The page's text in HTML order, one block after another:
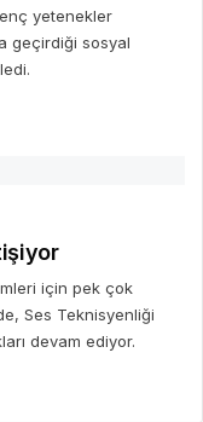
yetenekler
geçirdiği sosyal
için pek çok
Ses Teknisyenliği
devam ediyor.